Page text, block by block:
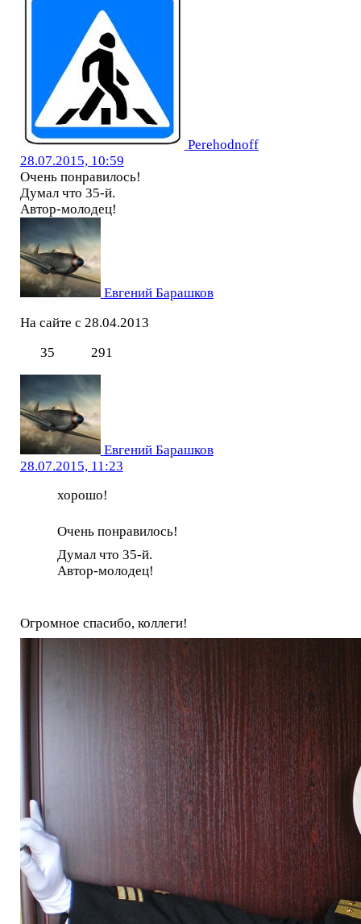
Perehodnoff
28.07.2015, 10:59
Очень понравилось!
Думал что 35-й.
Автор-молодец!
Евгений Барашков
На сайте с 28.04.2013
35
291
Евгений Барашков
28.07.2015, 11:23
хорошо!
Очень понравилось!
Думал что 35-й.
Автор-молодец!
Огромное спасибо, коллеги!